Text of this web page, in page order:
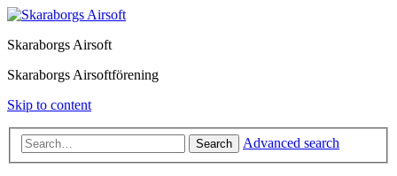
Skaraborgs Airsoft
Skaraborgs Airsoftförening
Skip to content
Search Advanced search